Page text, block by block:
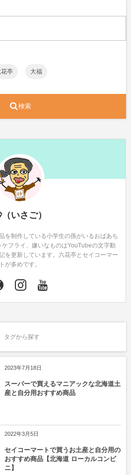
亭 大福
検索
いさご）
を制作している小学生の孫がいるおばあち
フライ、嫌いなものはYouTubeの文字動
を更新しています。六花亭とセイコーマー
トが多めです。
タグから探す
2023年7月18日
スーパーで買えるマニアックな北海道土
産と自分用おすすめ商品
2022年3月5日
セイコーマートで買うお土産と自分用の
おすすめ商品【北海道 ローカルコンビ
ニ】